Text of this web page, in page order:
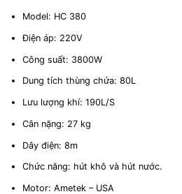
Model: HC 380
Điện áp: 220V
Công suất: 3800W
Dung tích thùng chứa: 80L
Lưu lượng khí: 190L/S
Cân nặng: 27 kg
Dây điện: 8m
Chức năng: hút khô và hút nước.
Motor: Ametek – USA